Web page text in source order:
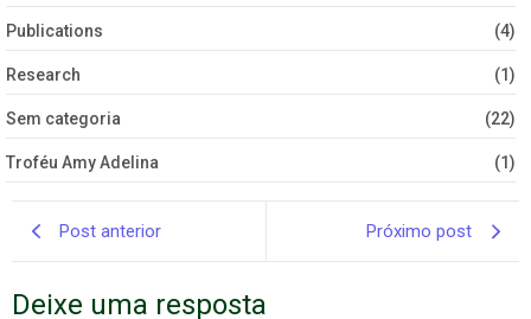
Publications (4)
Research (1)
Sem categoria (22)
Troféu Amy Adelina (1)
Post anterior Próximo post
Deixe uma resposta